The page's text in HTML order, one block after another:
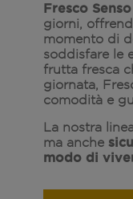
Fresco Senso
giorni,
momento di
soddisfare le
frutta fresca
giornata,
comodità e
La nostra
ma anche
modo di